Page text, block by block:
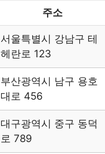
주소
서울특별시 강남구 테
헤란로 123
부산광역시 남구 용호
대로 456
대구광역시 중구 동덕
로 789